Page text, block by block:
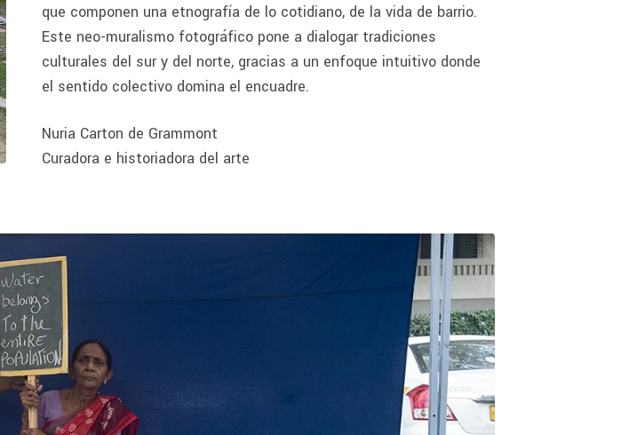
que componen una etnografía de lo cotidiano, de la vida de barrio.
Este neo-muralismo fotográfico pone a dialogar tradiciones
culturales del sur y del norte, gracias a un enfoque intuitivo donde
el sentido colectivo domina el encuadre.
Nuria Carton de Grammont
Curadora e historiadora del arte